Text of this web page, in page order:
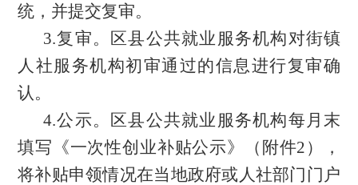
统，并提交复审。
3.复审。区县公共就业服务机构对街镇
人社服务机构初审通过的信息进行复审确
认。
4.公示。区县公共就业服务机构每月末
填写《一次性创业补贴公示》（附件2）
，
将补贴申领情况在当地政府或人社部门门户